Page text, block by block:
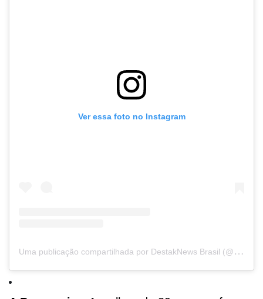
Ver essa foto no Instagram
U
ma publicação compartilhada por DestakNews Brasil (@destaknewsbrasiloficial)